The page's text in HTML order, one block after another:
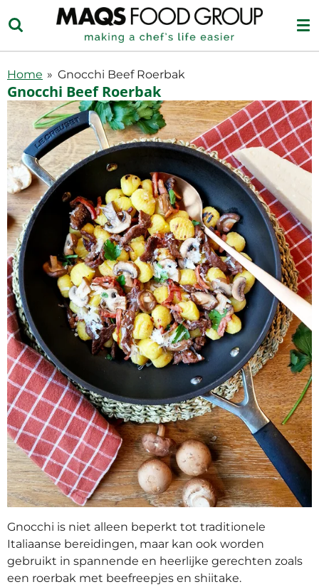
direct
naar
hoofdinhoud
Home » Gnocchi Beef Roerbak
Gnocchi Beef Roerbak
Gnocchi is niet alleen beperkt tot traditionele
Italiaanse bereidingen, maar kan ook worden
gebruikt in spannende en heerlijke gerechten zoals
een roerbak met beefreepjes en shiitake.